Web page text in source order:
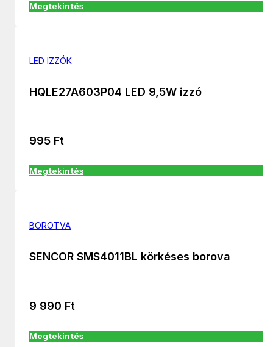
Megtekintés
LED IZZÓK
HQLE27A603P04 LED 9,5W izzó
995 Ft
Megtekintés
BOROTVA
SENCOR SMS4011BL körkéses borova
9 990 Ft
Megtekintés